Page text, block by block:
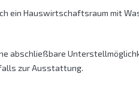
ein Hauswirtschaftsraum mit
abschließbare
zur Ausstattung.